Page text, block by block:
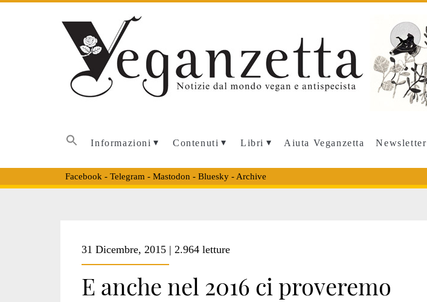
Informazioni Contenuti Libri Aiuta Veganzetta Newsletter
Facebook - Telegram - Mastodon - Bluesky- Archive
<span>concetto
31 Dicembre, 2015 | 2.964 letture
E anche nel 2016 ci proveremo